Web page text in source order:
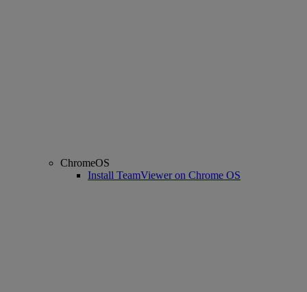
ChromeOS
Install TeamViewer on Chrome OS